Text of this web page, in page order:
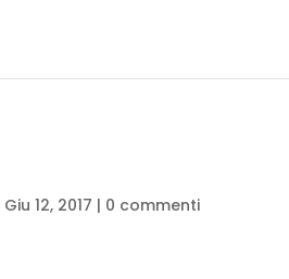
Giu 12, 2017 | 0 commenti